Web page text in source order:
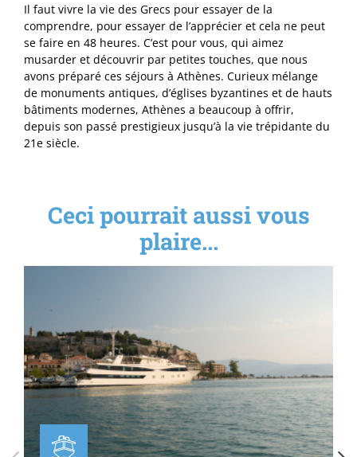
Il faut vivre la vie des Grecs pour essayer de la
comprendre, pour essayer de l’apprécier et cela ne peut
se faire en 48 heures. C’est pour vous, qui aimez
musarder et découvrir par petites touches, que nous
avons préparé ces séjours à Athènes. Curieux mélange
de monuments antiques, d’églises byzantines et de hauts
bâtiments modernes, Athènes a beaucoup à offrir,
depuis son passé prestigieux jusqu’à la vie trépidante du
21e siècle.
Ceci pourrait aussi vous
plaire...